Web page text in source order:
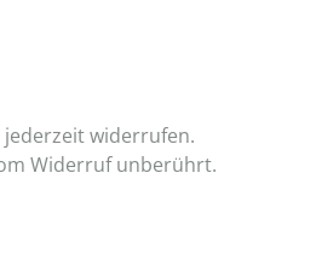
widerrufen.
Widerruf unberührt.